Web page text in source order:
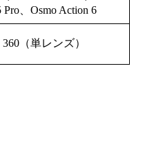
Pro、Osmo Action 6
360（単レンズ）